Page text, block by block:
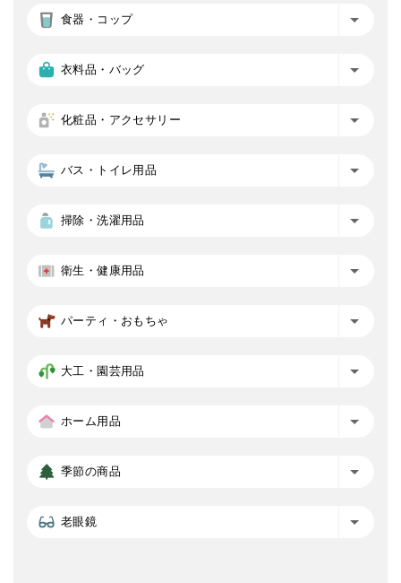
食器・コップ
衣料品・バッグ
化粧品・アクセサリー
バス・トイレ用品
掃除・洗濯用品
衛生・健康用品
パーティ・おもちゃ
大工・園芸用品
ホーム用品
季節の商品
老眼鏡